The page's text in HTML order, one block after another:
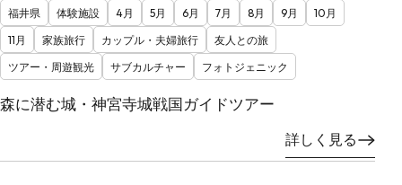
福井県 体験施設 4月 5月 6月 7月 8月 9月
10月
11月
家族旅行 カップル・夫婦旅行
友人との旅
ツアー・周遊観光
サブカルチャー フォトジェニック
森に潜む城・神宮寺城戦国ガイドツアー
詳しく見る